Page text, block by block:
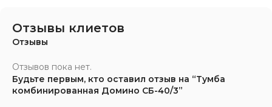
Отзывы клиетов
Отзывы
Отзывов пока нет.
Будьте первым, кто оставил отзыв на “Тумба
комбинированная Домино СБ-40/3”